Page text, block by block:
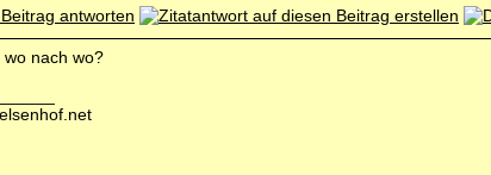
wo nach wo?